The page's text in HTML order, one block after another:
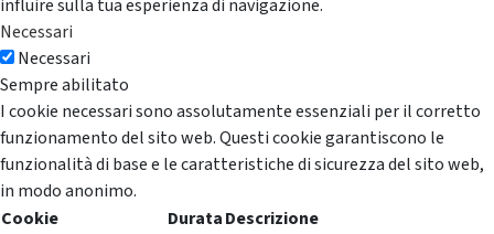
influire sulla tua esperienza di navigazione.
Necessari
Necessari
Sempre abilitato
I cookie necessari sono assolutamente essenziali per il corretto
funzionamento del sito web. Questi cookie garantiscono le
funzionalità di base e le caratteristiche di sicurezza del sito web,
in modo anonimo.
Cookie
DurataDescrizione